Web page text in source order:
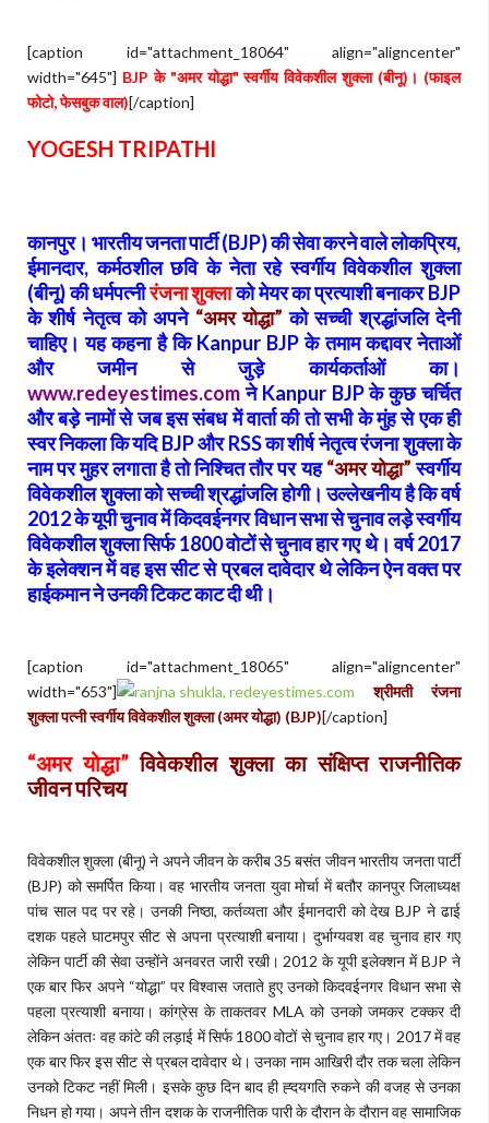
[caption id="attachment_18064" align="aligncenter"
width="645"] BJP के "अमर योद्धा" स्वर्गीय विवेकशील शुक्ला (बीनू)। (फाइल
फोटो, फेसबुक वाल)[/caption]
YOGESH TRIPATHI
कानपुर। भारतीय जनता पार्टी (BJP) की सेवा करने वाले लोकप्रिय,
ईमानदार, कर्मठशील छवि के नेता रहे स्वर्गीय विवेकशील शुक्ला
(बीनू) की धर्मपत्नीरंजना शुक्लाको मेयर का प्रत्याशी बनाकर BJP
के शीर्ष नेतृत्व को अपने “अमर योद्धा” को सच्ची श्रद्धांजलि देनी
चाहिए। यह कहना है कि Kanpur BJP के तमाम कद्दावर नेताओं
और जमीन से जुड़े कार्यकर्ताओं का।
www.redeyestimes.comने Kanpur BJP के कुछ चर्चित
और बड़े नामों से जब इस संबध में वार्ता की तो सभी के मुंह से एक ही
स्वर निकला कि यदि BJP और RSS का शीर्ष नेतृत्व रंजना शुक्ला के
नाम पर मुहर लगाता है तो निश्चित तौर पर यह“अमर योद्धा”स्वर्गीय
विवेकशील शुक्ला को सच्ची श्रद्धांजलि होगी। उल्लेखनीय है कि वर्ष
2012 के यूपी चुनाव में किदवईनगर विधान सभा से चुनाव लड़े स्वर्गीय
विवेकशील शुक्ला सिर्फ 1800 वोटों से चुनाव हार गए थे। वर्ष 2017
के इलेक्शन में वह इस सीट से प्रबल दावेदार थे लेकिन ऐन वक्त पर
हाईकमान ने उनकी टिकट काट दी थी।
[caption id="attachment_18065" align="aligncenter"
width="653"]
श्रीमती रंजना
शुक्ला पत्नी स्वर्गीय विवेकशील शुक्ला (अमर योद्धा) (BJP)[/caption]
“अमर योद्धा” विवेकशील शुक्ला का संक्षिप्त राजनीतिक
जीवन परिचय
विवेकशील शुक्ला (बीनू) ने अपने जीवन के करीब 35 बसंत जीवन भारतीय जनता पार्टी
(BJP) को समर्पित किया। वह भारतीय जनता युवा मोर्चा में बतौर कानपुर जिलाध्यक्ष
पांच साल पद पर रहे। उनकी निष्ठा, कर्तव्यता और ईमानदारी को देख BJP ने ढाई
दशक पहले घाटमपुर सीट से अपना प्रत्याशी बनाया। दुर्भाग्यवश वह चुनाव हार गए
लेकिन पार्टी की सेवा उन्होंने अनवरत जारी रखी। 2012 के यूपी इलेक्शन में BJP ने
एक बार फिर अपने “योद्धा” पर विश्वास जताते हुए उनको किदवईनगर विधान सभा से
पहला प्रत्याशी बनाया। कांग्रेस के ताकतवर MLA को उनको जमकर टक्कर दी
लेकिन अंततः वह कांटे की लड़ाई में सिर्फ 1800 वोटों से चुनाव हार गए। 2017 में वह
एक बार फिर इस सीट से प्रबल दावेदार थे। उनका नाम आखिरी दौर तक चला लेकिन
उनको टिकट नहीं मिली। इसके कुछ दिन बाद ही ह्दयगति रुकने की वजह से उनका
निधन हो गया। अपने तीन दशक के राजनीतिक पारी के दौरान के दौरान वह सामाजिक